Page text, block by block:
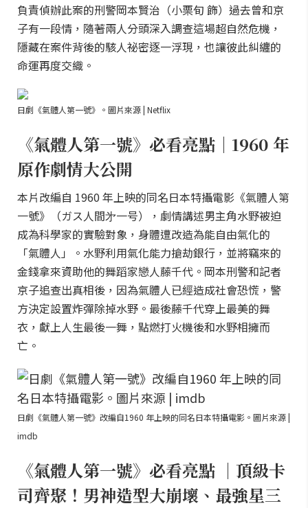
負責偵辦此案的刑警岡本賢治（小栗旬 飾）過去曾和京
子有一段情，隨著兩人分頭深入調查這場超自然危機，
隱藏在案件背後的駭人祕密逐一浮現，也讓彼此糾纏的
命運再度交織。
日劇《氣體人第一號》。圖片來源 | Netflix
《氣體人第一號》必看亮點｜1960 年
原作劇情大公開
本片改編自 1960 年上映的同名日本特攝電影《氣體人第
一號》（ガス人間㐧一号），劇情講述男主角水野被迫
成為科學家的實驗對象，身體遭改造為能自由氣化的
「氣體人」。水野利用氣化能力搶劫銀行，並將竊來的
金錢拿來資助他的舞蹈家戀人藤千代。岡本刑警和記者
京子追查出真相後，因為氣體人已經造成社會恐慌，警
方決定設置炸彈除掉水野。最後藤千代穿上最美的舞
衣，獻上人生最後一舞，點燃打火機後和水野相擁而
亡。
日劇《氣體人第一號》改編自1960 年上映的同名日本特攝電影。圖片來源 |
imdb
《氣體人第一號》必看亮點 ｜頂級卡
司齊聚！男神造型大崩壞、最強星三